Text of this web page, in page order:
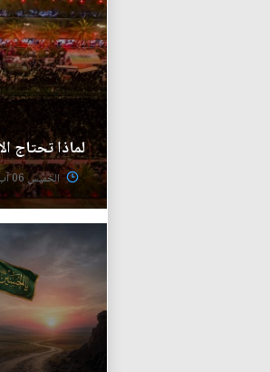
لماذا تحتاج
الخميس 06 آب 2026